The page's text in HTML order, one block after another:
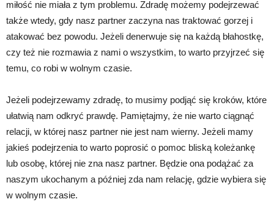
miłość nie miała z tym problemu. Zdradę możemy podejrzewać
także wtedy, gdy nasz partner zaczyna nas traktować gorzej i
atakować bez powodu. Jeżeli denerwuje się na każdą błahostkę,
czy też nie rozmawia z nami o wszystkim, to warto przyjrzeć się
temu, co robi w wolnym czasie.
Jeżeli podejrzewamy zdradę, to musimy podjąć się kroków, które
ułatwią nam odkryć prawdę. Pamiętajmy, że nie warto ciągnąć
relacji, w której nasz partner nie jest nam wierny. Jeżeli mamy
jakieś podejrzenia to warto poprosić o pomoc bliską koleżankę
lub osobę, której nie zna nasz partner. Będzie ona podążać za
naszym ukochanym a później zda nam relację, gdzie wybiera się
w wolnym czasie.